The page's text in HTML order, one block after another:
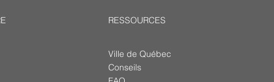
RESSOURCES
Ville de Québec
Conseils